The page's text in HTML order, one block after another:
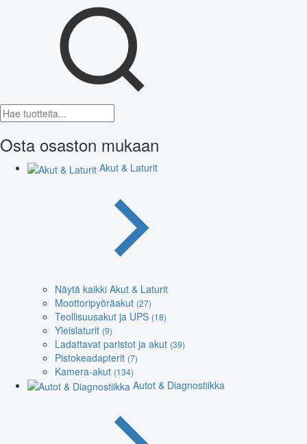
Osta osaston mukaan
Akut & Laturit
Näytä kaikki Akut & Laturit
Moottoripyöräakut (27)
Teollisuusakut ja UPS (18)
Yleislaturit (9)
Ladattavat paristot ja akut (39)
Pistokeadapterit (7)
Kamera-akut (134)
Autot & Diagnostiikka